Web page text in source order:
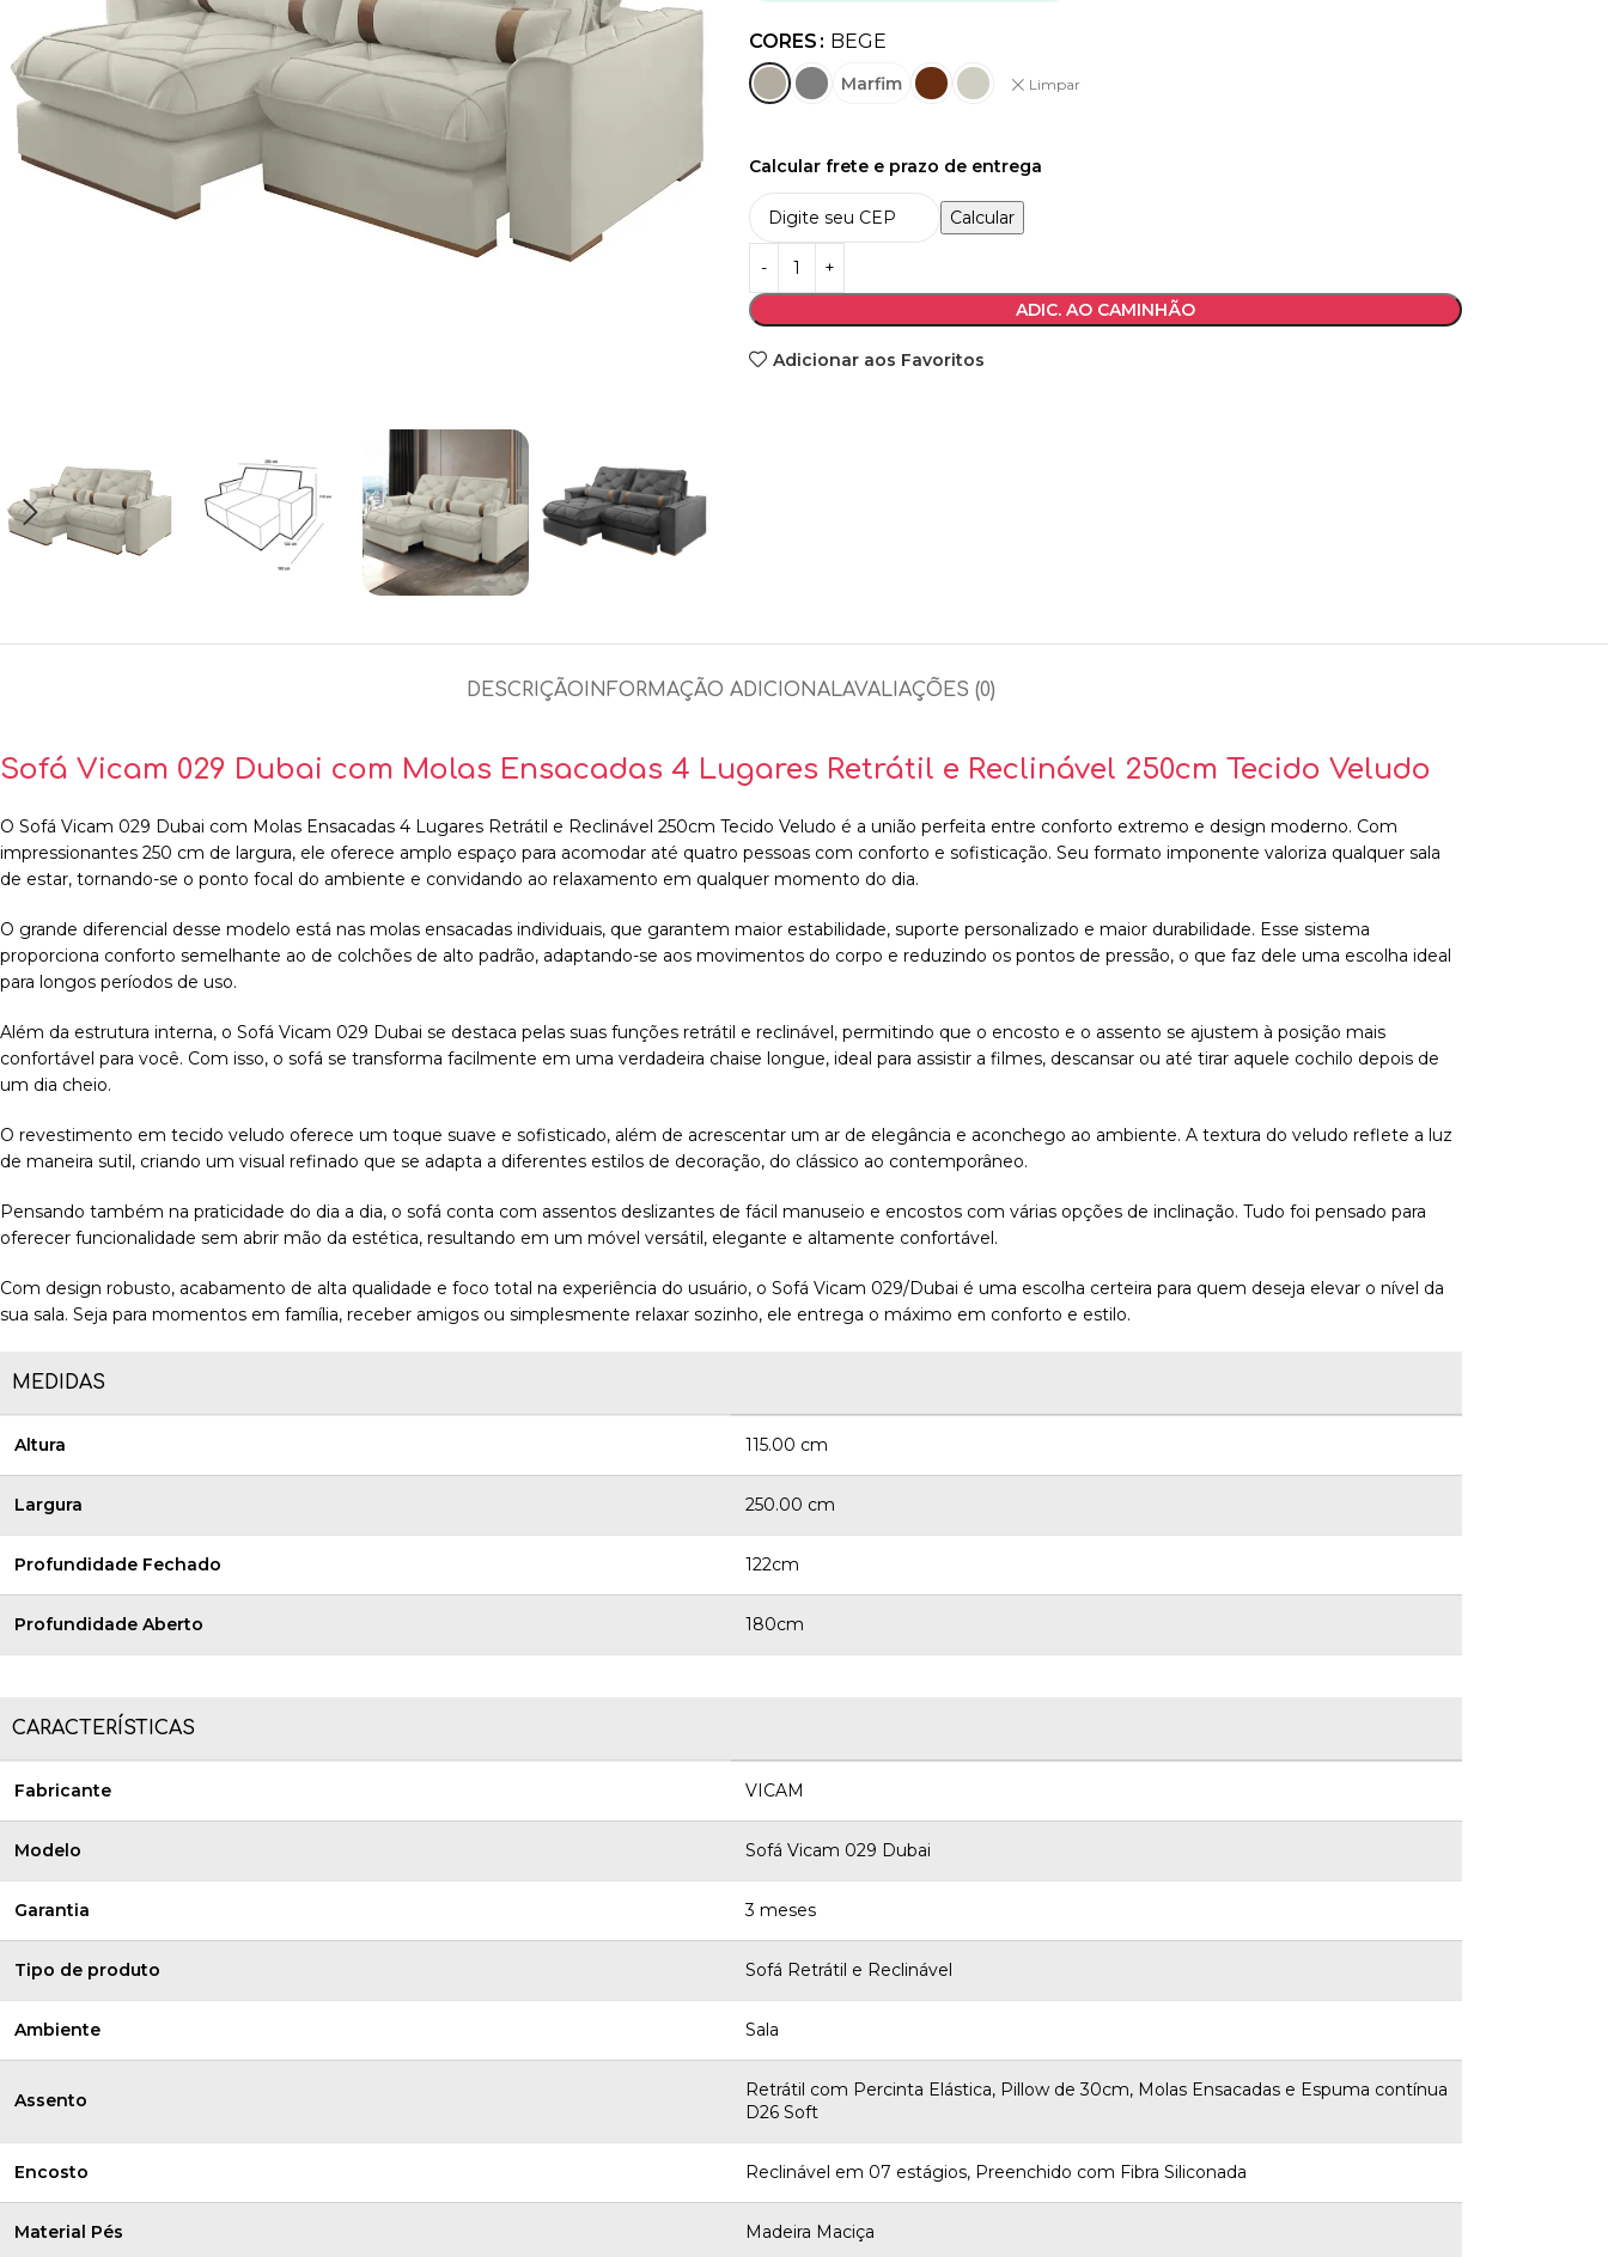
CORES BEGE
Marfim Limpar
Calcular frete e prazo de entrega
Calcular
ADIC. AO CAMINHÃO
Adicionar aos Favoritos
DESCRIÇÃO INFORMAÇÃO ADICIONALAVALIAÇÕES (0)
Sofá Vicam 029 Dubai com Molas Ensacadas 4 Lugares Retrátil e Reclinável 250cm Tecido Veludo
O Sofá Vicam 029 Dubai com Molas Ensacadas 4 Lugares Retrátil e Reclinável 250cm Tecido Veludo é a união perfeita entre conforto extremo e design moderno. Com
impressionantes 250 cm de largura, ele oferece amplo espaço para acomodar até quatro pessoas com conforto e sofisticação. Seu formato imponente valoriza qualquer sala
de estar, tornando-se o ponto focal do ambiente e convidando ao relaxamento em qualquer momento do dia.
O grande diferencial desse modelo está nas molas ensacadas individuais, que garantem maior estabilidade, suporte personalizado e maior durabilidade. Esse sistema
proporciona conforto semelhante ao de colchões de alto padrão, adaptando-se aos movimentos do corpo e reduzindo os pontos de pressão, o que faz dele uma escolha ideal
para longos períodos de uso.
Além da estrutura interna, o Sofá Vicam 029 Dubai se destaca pelas suas funções retrátil e reclinável, permitindo que o encosto e o assento se ajustem à posição mais
confortável para você. Com isso, o sofá se transforma facilmente em uma verdadeira chaise longue, ideal para assistir a filmes, descansar ou até tirar aquele cochilo depois de
um dia cheio.
O revestimento em tecido veludo oferece um toque suave e sofisticado, além de acrescentar um ar de elegância e aconchego ao ambiente. A textura do veludo reflete a luz
de maneira sutil, criando um visual refinado que se adapta a diferentes estilos de decoração, do clássico ao contemporâneo.
Pensando também na praticidade do dia a dia, o sofá conta com assentos deslizantes de fácil manuseio e encostos com várias opções de inclinação. Tudo foi pensado para
oferecer funcionalidade sem abrir mão da estética, resultando em um móvel versátil, elegante e altamente confortável.
Com design robusto, acabamento de alta qualidade e foco total na experiência do usuário, o Sofá Vicam 029/Dubai é uma escolha certeira para quem deseja elevar o nível da
sua sala. Seja para momentos em família, receber amigos ou simplesmente relaxar sozinho, ele entrega o máximo em conforto e estilo.
MEDIDAS
Altura 115.00 cm
Largura 250.00 cm
Profundidade Fechado 122cm
Profundidade Aberto 180cm
CARACTERÍSTICAS
Fabricante VICAM
Modelo Sofá Vicam 029 Dubai
Garantia 3 meses
Tipo de produto Sofá Retrátil e Reclinável
Ambiente Sala
Assento
Retrátil com Percinta Elástica, Pillow de 30cm, Molas Ensacadas e Espuma contínua
D26 Soft
Encosto Reclinável em 07 estágios, Preenchido com Fibra Siliconada
Material Pés Madeira Maciça